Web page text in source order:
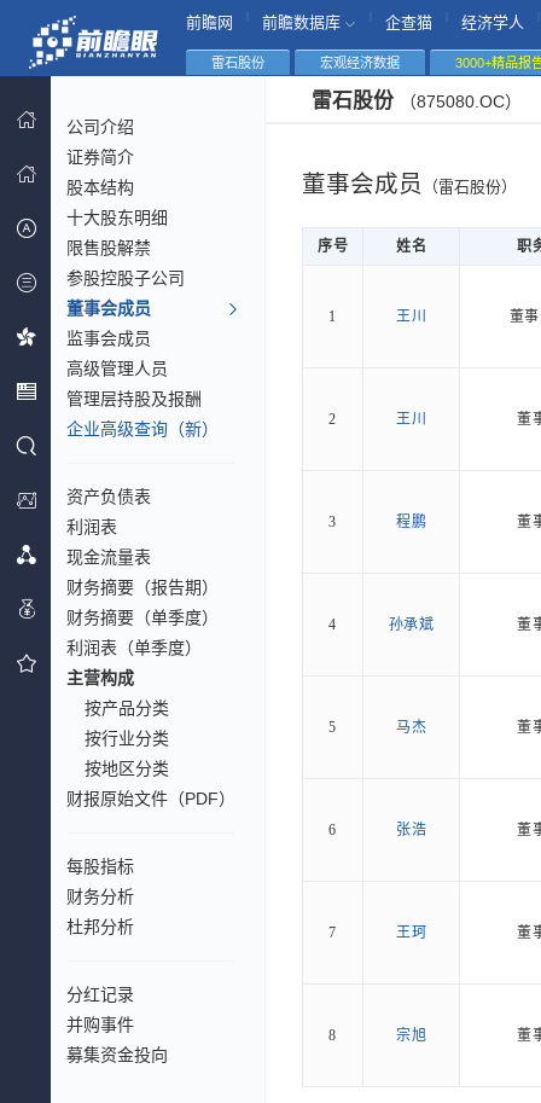
前瞻网 前瞻数据库 企查猫 经济学人
雷石股份 宏观经济数据 3000+精品报
公司介绍
证券简介
股本结构
十大股东明细
限售股解禁
参股控股子公司
董事会成员
监事会成员
高级管理人员
管理层持股及报酬
企业高级查询（新）
资产负债表
利润表
现金流量表
财务摘要（报告期）
财务摘要（单季度）
利润表（单季度）
主营构成
按产品分类
按行业分类
按地区分类
财报原始文件（PDF）
每股指标
财务分析
杜邦分析
分红记录
并购事件
募集资金投向
雷石股份 （875080.OC）
董事会成员 （雷石股份）
序号 姓名 职
1 王川 董
2 王川 董
3 程鹏 董
4 孙承斌 董
5 马杰 董
6 张浩 董
7 王珂 董
8 宗旭 董